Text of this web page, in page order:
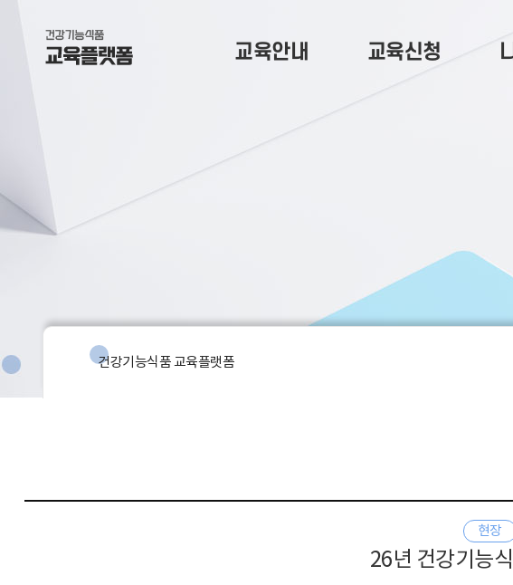
교육안내 교육신청
건강기능식품 교육플랫폼
현장
26년 건강기능